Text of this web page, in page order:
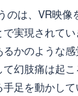
は、VR映
実現されてい
かのような
幻肢痛は起
足を動かし